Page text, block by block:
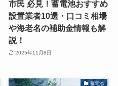
市民 必見！蓄電池おすすめ
設置業者10選・口コミ相場
や海老名の補助金情報も解
説！
2025年11月8日
蓄電池